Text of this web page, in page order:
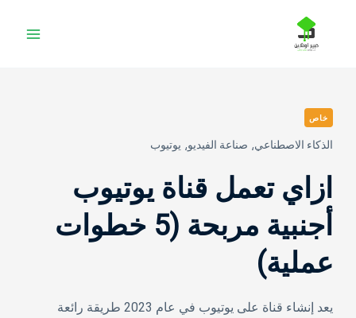
الذكاء الاصطناعي⸲ صناعة الفيديو⸲ يوتيوب
خاص
ازاي تعمل قناة يوتيوب
أجنبية مربحة (5 خطوات
عملية)
يعد إنشاء قناة على يوتيوب في عام 2023 طريقة رائعة